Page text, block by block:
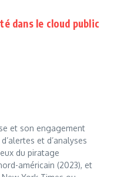
dans le cloud public
et son engagement
et d’analyses
du piratage
américain (2023), et